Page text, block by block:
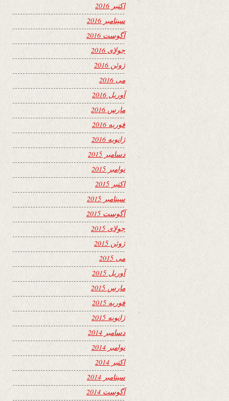
اکتبر 2016
سپتامبر 2016
آگوست 2016
جولای 2016
ژوئن 2016
می 2016
آوریل 2016
مارس 2016
فوریه 2016
ژانویه 2016
دسامبر 2015
نوامبر 2015
اکتبر 2015
سپتامبر 2015
آگوست 2015
جولای 2015
ژوئن 2015
می 2015
آوریل 2015
مارس 2015
فوریه 2015
ژانویه 2015
دسامبر 2014
نوامبر 2014
اکتبر 2014
سپتامبر 2014
آگوست 2014